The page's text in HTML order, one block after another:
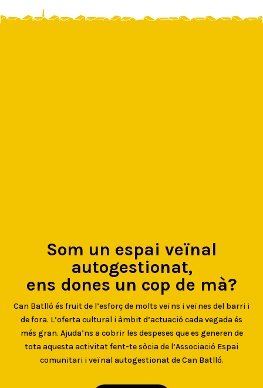
Som un espai veïnal
autogestionat,
ens dones un cop de mà?
Can Batlló és fruit de l’esforç de molts veïns i veïnes del barri i
de fora. L’oferta cultural i àmbit d’actuació cada vegada és
més gran. Ajuda’ns a cobrir les despeses que es generen de
tota aquesta activitat fent-te sòcia de l’Associació Espai
comunitari i veïnal autogestionat de Can Batlló.